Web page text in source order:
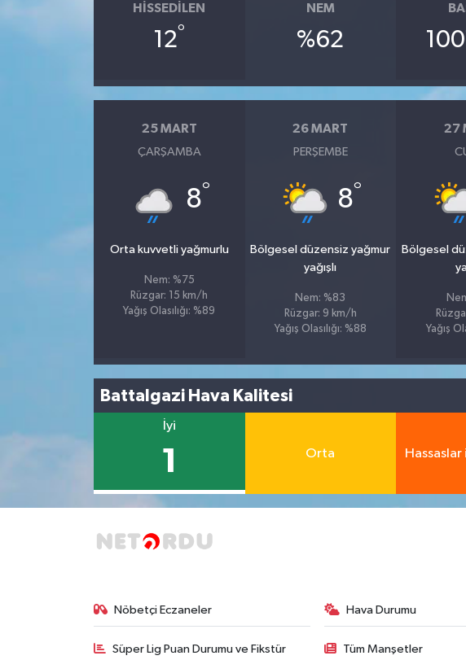
HISSEDILEN
12°
NEM
%62
25 MART
ÇARŞAMBA
8°
Orta kuvvetli yağmurlu
Nem: %75
Rüzgar: 15 km/h
Yağış Olasılığı: %89
26 MART
PERŞEMBE
8°
Bölgesel düzensiz yağmur
yağışlı
Nem: %83
Rüzgar: 9 km/h
Yağış Olasılığı: %88
27
Bölgesel
Yağış
Battalgazi Hava Kalitesi
İyi
1 Orta Hassaslar
Nöbetçi Eczaneler Hava Durumu
Süper Lig Puan Durumu ve Fikstür Tüm Manşetler